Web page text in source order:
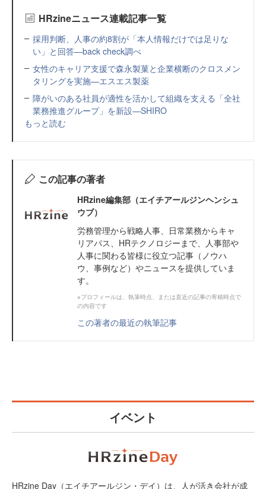
HRzineニュース連載記事一覧
採用判断、人事の約8割が「本人情報だけでは足りな
い」と回答—back check調べ
女性のキャリア支援で森永製菓と企業横断のクロスメン
タリングを実施—エスエス製薬
障がいのある社員が適性を活かして組織を支える「全社
業務推進グループ」を新設—SHIRO
もっと読む
この記事の著者
HRzine編集部（エイチアールジンヘンシュ
ウブ）
労務管理から戦略人事、日常業務からキャ
リアパス、HRテクノロジーまで、人事部や
人事に関わる皆様に役立つ記事（ノウハ
ウ、事例など）やニュースを提供していま
す。
※プロフィールは、執筆時点、または直近の記事の寄稿時点で
の内容です
この著者の最近の執筆記事
イベント
HRzine Day（エイチアールジン・デイ）は、人が活き会社が成